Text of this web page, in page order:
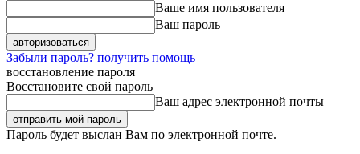
Ваше имя пользователя
Ваш пароль
Забыли пароль? получить помощь
восстановление пароля
Восстановите свой пароль
Ваш адрес электронной почты
Пароль будет выслан Вам по электронной почте.